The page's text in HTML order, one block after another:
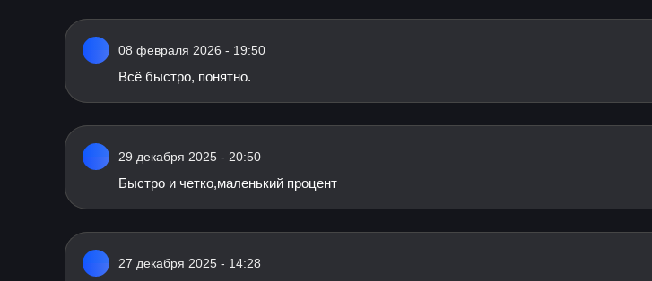
08 февраля 2026 - 19:50
Всё быстро, понятно.
29 декабря 2025 - 20:50
Быстро и четко,маленький процент
27 декабря 2025 - 14:28